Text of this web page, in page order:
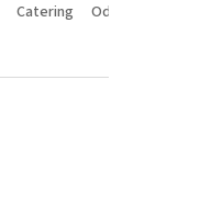
Catering
Odstoupení od